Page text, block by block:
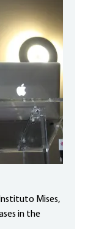
Mises,
in the